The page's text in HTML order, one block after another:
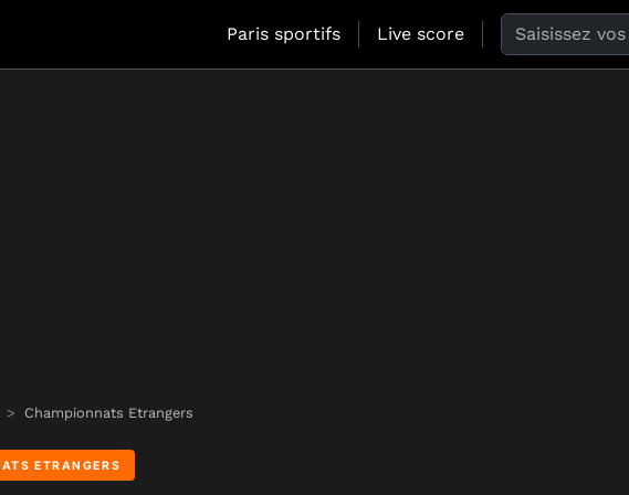
Paris sportifs Live score Search the
Championnats Etrangers
ETRANGERS